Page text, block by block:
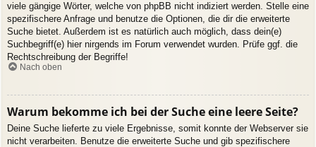
viele gängige Wörter, welche von phpBB nicht indiziert werden. Stelle eine
spezifischere Anfrage und benutze die Optionen, die dir die erweiterte
Suche bietet. Außerdem ist es natürlich auch möglich, dass dein(e)
Suchbegriff(e) hier nirgends im Forum verwendet wurden. Prüfe ggf. die
Rechtschreibung der Begriffe!
Nach oben
Warum bekomme ich bei der Suche eine leere Seite?
Deine Suche lieferte zu viele Ergebnisse, somit konnte der Webserver sie
nicht verarbeiten. Benutze die erweiterte Suche und gib spezifischere